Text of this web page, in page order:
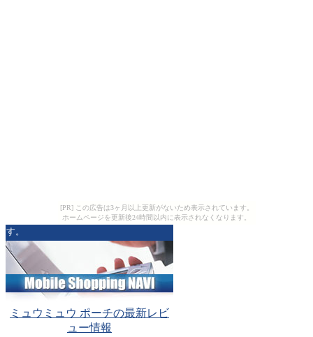
[PR] この広告は3ヶ月以上更新がないため表示されています。
ホームページを更新後24時間以内に表示されなくなります。
。
ミュウミュウ ポーチの最新レビ
ュー情報